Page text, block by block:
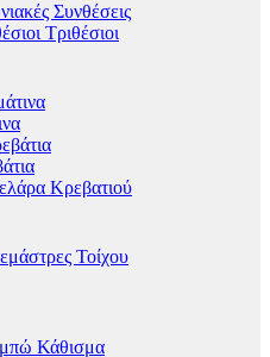
Συνθέσεις
Τριθέσιοι
Κρεβατιού
Τοίχου
Κάθισμα